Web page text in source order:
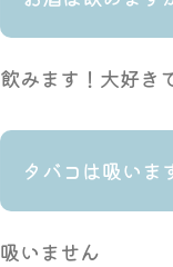
飲みます！大好き
タバコは吸いま
吸いません